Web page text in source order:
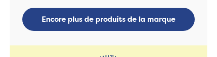
Encore plus de produits de la marque